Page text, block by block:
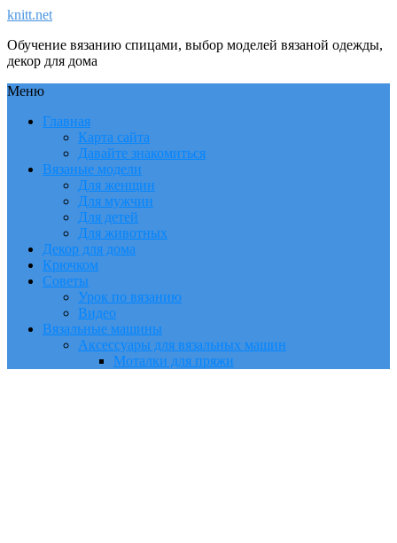
knitt.net
Обучение вязанию спицами, выбор моделей вязаной одежды,
декор для дома
Меню
Главная
Карта сайта
Давайте знакомиться
Вязаные модели
Для женщин
Для мужчин
Для детей
Для животных
Декор для дома
Крючком
Советы
Урок по вязанию
Видео
Вязальные машины
Аксессуары для вязальных машин
Моталки для пряжи